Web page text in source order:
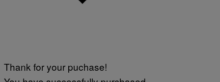
Thank for your puchase!